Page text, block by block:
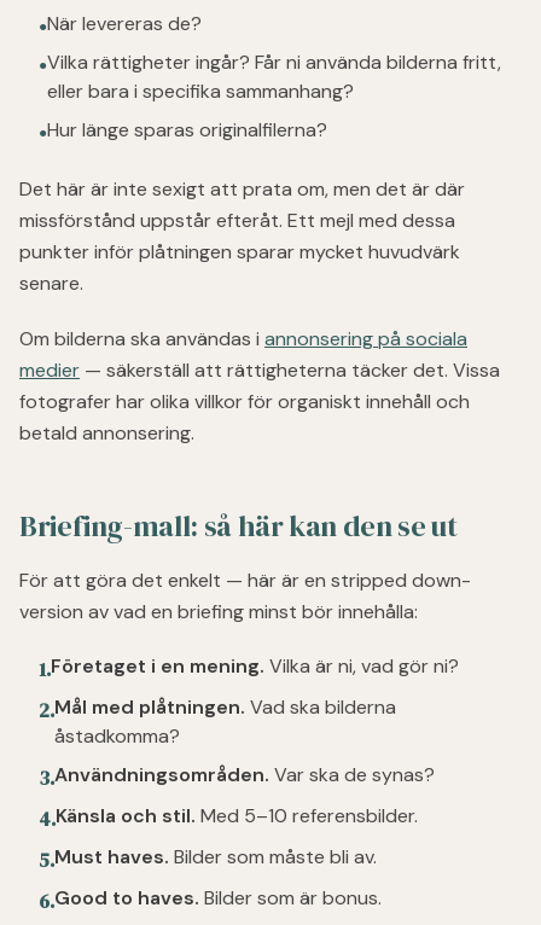
●När levereras de?
●Vilka rättigheter ingår? Får ni använda bilderna fritt,
eller bara i specifika sammanhang?
●Hur länge sparas originalfilerna?
Det här är inte sexigt att prata om, men det är där
missförstånd uppstår efteråt. Ett mejl med dessa
punkter inför plåtningen sparar mycket huvudvärk
senare.
Om bilderna ska användas i annonsering på sociala
medier — säkerställ att rättigheterna täcker det. Vissa
fotografer har olika villkor för organiskt innehåll och
betald annonsering.
Briefing-mall: så här kan den se ut
För att göra det enkelt — här är en stripped down-
version av vad en briefing minst bör innehålla:
1.Företaget i en mening. Vilka är ni, vad gör ni?
2.Mål med plåtningen. Vad ska bilderna
åstadkomma?
3.Användningsområden. Var ska de synas?
4.Känsla och stil. Med 5–10 referensbilder.
5.Must haves. Bilder som måste bli av.
6.Good to haves. Bilder som är bonus.